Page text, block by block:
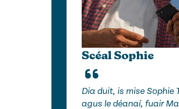
Scéal Sophie
Dia duit, is mise Sophie
agus le déanaí, fuair